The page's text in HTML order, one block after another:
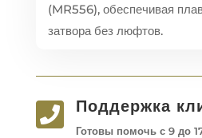
(MR556), обеспечивая
затвора без люфтов.
 Поддержка
Готовы помочь с 9 до